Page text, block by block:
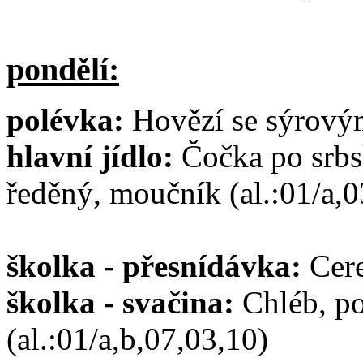
pondělí:
polévka: Hovězí se
hlavní jídlo: Čočka po
ředěný, moučník (al.:01/
školka - přesnídávka:
školka - svačina: Chléb,
(al.:01/a,b,07,03,10)